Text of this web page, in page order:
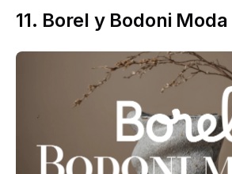
11. Borel y Bodoni Moda